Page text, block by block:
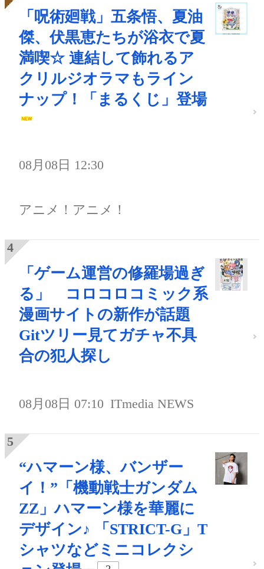
「呪術廻戦」五条悟、夏油
傑、伏黒恵たちが浴衣で夏
満喫☆ 連結して飾れるア
クリルジオラマもライン
ナップ！「まるくじ」登場
08月08日 12:30
アニメ！アニメ！
「ゲーム運営の修羅場過ぎ
る」 コロコロコミック系
漫画サイトの新作が話題
Gitツリー見てガチャ不具
合の犯人探し
08月08日 07:10 ITmedia NEWS
“ハマーン様、バンザー
イ！”「機動戦士ガンダム
ZZ」ハマーン様を華麗に
デザイン♪ 「STRICT-G」T
シャツなどミニコレクシ